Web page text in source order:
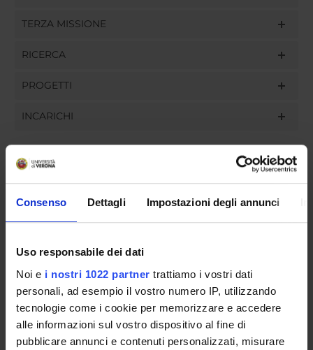
Consenso Dettagli Impostazioni degli annunci
Uso responsabile dei dati
Noi e i nostri 1022 partner trattiamo i vostri dati
personali, ad esempio il vostro numero IP, utilizzando
tecnologie come i cookie per memorizzare e accedere
alle informazioni sul vostro dispositivo al fine di
pubblicare annunci e contenuti personalizzati, misurare
TERZA MISSIONE
RICERCA
PROGETTI
INCARICHI
GOVERNANCE
COMMISSIONI
UFFICI E STRUTTURE DI SERVIZIO
SERVIZI DI SEGRETERIA STUDENTI